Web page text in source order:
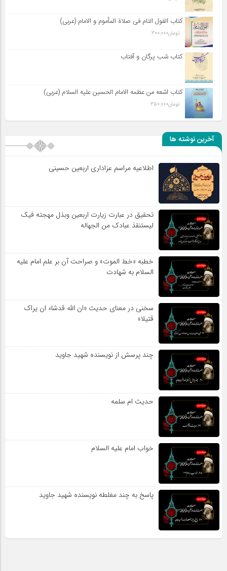
کتاب القول التام فی صلاة المأموم و الامام (عربی)
تومان300,000
کتاب شب پرگان و آفتاب
کتاب اشعه من عظمه الامام الحسین علیه السلام (عربی)
تومان350,000
آخرین نوشته ها
اطلاعیه مراسم عزاداری اربعین حسینی
تحقیق در عبارت زیارت اربعین وبذل مهجته فیک
لیستنقذ عبادک من الجهاله
خطبه «خط الموت» و صراحت آن بر علم امام علیه
السلام به شهادت
سخنی در معنای حدیث «ان الله قدشاء ان یراک
قتیلا»
چند پرسش از نویسنده شهید جاوید
حدیث ام سلمه
خواب امام علیه السلام
پاسخ به چند مغلطه نویسنده شهید جاوید